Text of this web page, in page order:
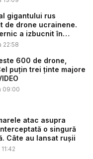
gigantului rus
de drone ucrainene.
a izbucnit în
22:58
600 de drone,
puțin trei ținte majore
09:00
atac asupra
o singură
Câte au lansat rușii